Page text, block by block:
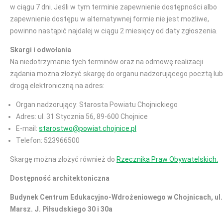
w ciągu 7 dni. Jeśli w tym terminie zapewnienie dostępności albo
zapewnienie dostępu w alternatywnej formie nie jest możliwe,
powinno nastąpić najdalej w ciągu 2 miesięcy od daty zgłoszenia.
Skargi i odwołania
Na niedotrzymanie tych terminów oraz na odmowę realizacji
żądania można złożyć skargę do organu nadzorującego pocztą lub
drogą elektroniczną na adres:
Organ nadzorujący: Starosta Powiatu Chojnickiego
Adres: ul. 31 Stycznia 56, 89-600 Chojnice
E-mail: starostwo@powiat.chojnice.pl
Telefon: 523966500
Skargę można złożyć również do Rzecznika Praw Obywatelskich.
Dostępność architektoniczna
Budynek Centrum Edukacyjno-Wdrożeniowego w Chojnicach, ul.
Marsz. J. Piłsudskiego 30 i 30a